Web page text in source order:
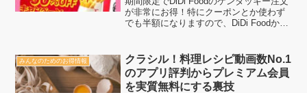
が非常にお得！特にクーポンとか使わず
でも半額になりますので、DiDi Foodから
にケンタッキーを注文してよりお得にな
りま...
みんなのためのお得情報
クラシル！料理レシピ動画数No.1
のアプリ評判からプレミアム会員
を実質無料にする裏技